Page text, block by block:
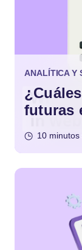
ANALÍTICA Y
futuras
10 minutos